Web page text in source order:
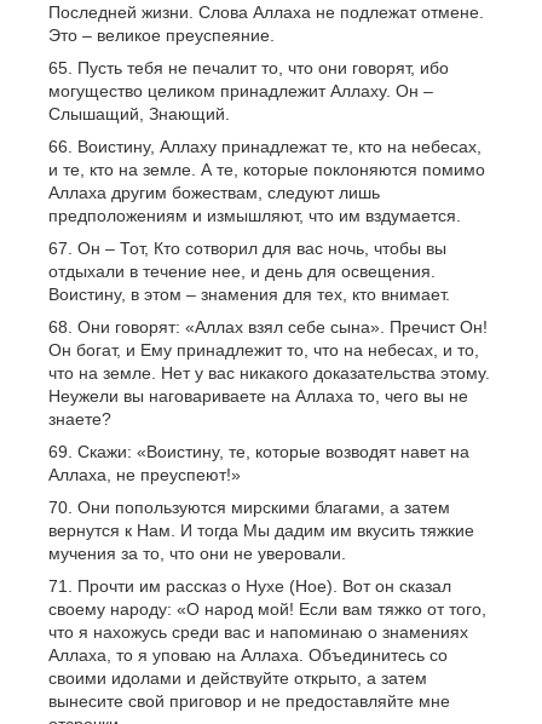
Последней жизни. Слова Аллаха не подлежат отмене.
Это – великое преуспеяние.
Пусть тебя не печалит то, что они говорят, ибо
могущество целиком принадлежит Аллаху. Он –
Слышащий, Знающий.
Воистину, Аллаху принадлежат те, кто на небесах,
и те, кто на земле. А те, которые поклоняются помимо
Аллаха другим божествам, следуют лишь
предположениям и измышляют, что им вздумается.
Он – Тот, Кто сотворил для вас ночь, чтобы вы
отдыхали в течение нее, и день для освещения.
Воистину, в этом – знамения для тех, кто внимает.
Они говорят: «Аллах взял себе сына». Пречист Он!
Он богат, и Ему принадлежит то, что на небесах, и то,
что на земле. Нет у вас никакого доказательства этому.
Неужели вы наговариваете на Аллаха то, чего вы не
знаете?
Скажи: «Воистину, те, которые возводят навет на
Аллаха, не преуспеют!»
Они попользуются мирскими благами, а затем
вернутся к Нам. И тогда Мы дадим им вкусить тяжкие
мучения за то, что они не уверовали.
Прочти им рассказ о Нухе (Ное). Вот он сказал
своему народу: «О народ мой! Если вам тяжко от того,
что я нахожусь среди вас и напоминаю о знамениях
Аллаха, то я уповаю на Аллаха. Объединитесь со
своими идолами и действуйте открыто, а затем
вынесите свой приговор и не предоставляйте мне